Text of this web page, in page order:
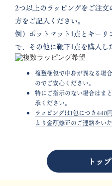
2つ以上のラッピングをご注
方をご記入ください。
例）ポットマット1点とキーリ
で、その他に靴下1点を購入し
複数梱包で中身が異なる場
のでご安心ください。
特にご指示のない場合はま
承ください。
ラッピングは1包につき440
より金額修正のご連絡をいた
トッ